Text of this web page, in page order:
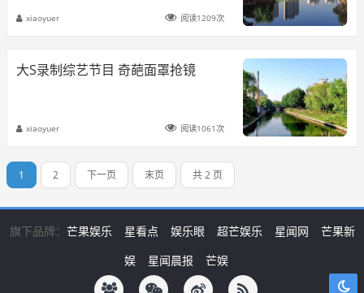
xiaoyuer 阅读1209次
大S录制综艺节目 奇葩面罩抢镜
xiaoyuer 阅读1061次
1 2 下一页 末页 共 2 页
旗下品牌： 芒果娱乐 星看点 娱乐眼 超芒娱乐 星闻网
芒果新
娱
星闻晨报 芒娱